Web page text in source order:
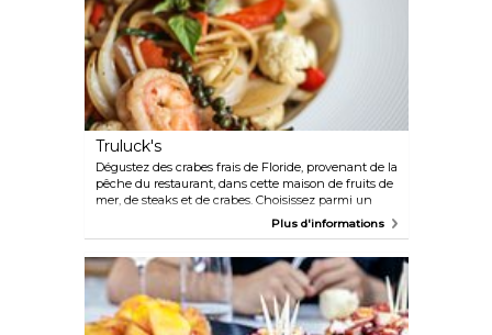
surplombant le fleuve Miami.
Truluck's
Dégustez des crabes frais de Floride, provenant de la
pêche du restaurant, dans cette maison de fruits de
mer, de steaks et de crabes. Choisissez parmi un
menu de fruits de mer fraîchement pêchés ou de
propose un cocktail tous les soirs et des spectacles
pour le plus grand plaisir des clients.
Plus d'informations